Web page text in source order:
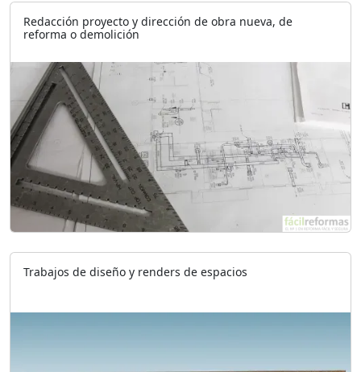
Redacción proyecto y dirección de obra nueva, de
reforma o demolición
Trabajos de diseño y renders de espacios